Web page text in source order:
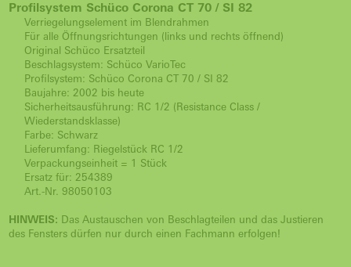
Profilsystem Schüco Corona CT 70 / SI 82
Verriegelungselement im Blendrahmen
Für alle Öffnungsrichtungen (links und rechts öffnend)
Original Schüco Ersatzteil
Beschlagsystem: Schüco VarioTec
Profilsystem: Schüco Corona CT 70 / SI 82
Baujahre: 2002 bis heute
Sicherheitsausführung: RC 1/2 (Resistance Class /
Wiederstandsklasse)
Farbe: Schwarz
Lieferumfang: Riegelstück RC 1/2
Verpackungseinheit = 1 Stück
Ersatz für: 254389
Art.-Nr. 98050103
HINWEIS: Das Austauschen von Beschlagteilen und das Justieren
des Fensters dürfen nur durch einen Fachmann erfolgen!